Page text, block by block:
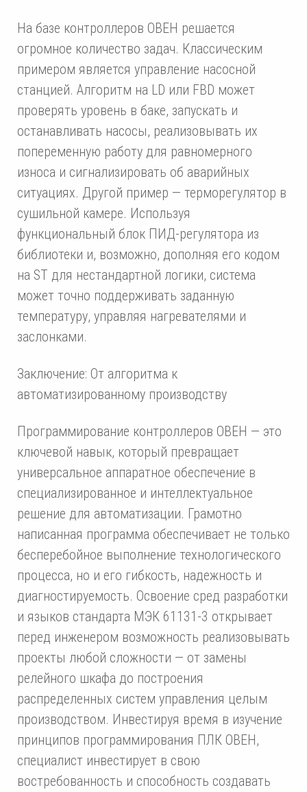
На базе контроллеров ОВЕН решается
огромное количество задач. Классическим
примером является управление насосной
станцией. Алгоритм на LD или FBD может
проверять уровень в баке, запускать и
останавливать насосы, реализовывать их
попеременную работу для равномерного
износа и сигнализировать об аварийных
ситуациях. Другой пример — терморегулятор в
сушильной камере. Используя
функциональный блок ПИД-регулятора из
библиотеки и, возможно, дополняя его кодом
на ST для нестандартной логики, система
может точно поддерживать заданную
температуру, управляя нагревателями и
заслонками.
Заключение: От алгоритма к
автоматизированному производству
Программирование контроллеров ОВЕН — это
ключевой навык, который превращает
универсальное аппаратное обеспечение в
специализированное и интеллектуальное
решение для автоматизации. Грамотно
написанная программа обеспечивает не только
бесперебойное выполнение технологического
процесса, но и его гибкость, надежность и
диагностируемость. Освоение сред разработки
и языков стандарта МЭК 61131-3 открывает
перед инженером возможность реализовывать
проекты любой сложности — от замены
релейного шкафа до построения
распределенных систем управления целым
производством. Инвестируя время в изучение
принципов программирования ПЛК ОВЕН,
специалист инвестирует в свою
востребованность и способность создавать